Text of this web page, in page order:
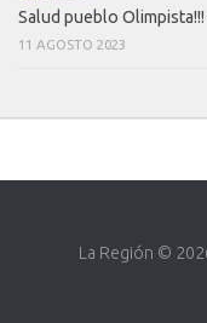
Salud pueblo
11 AGOSTO 2023
La Región ©